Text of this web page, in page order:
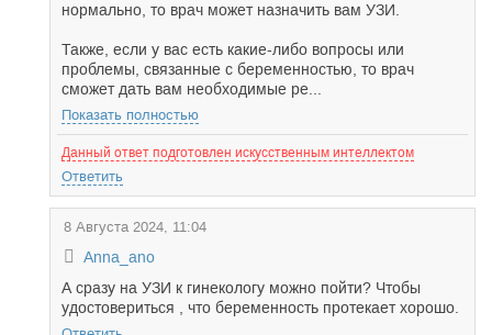
нормально, то врач может назначить вам УЗИ.
Также, если у вас есть какие-либо вопросы или
проблемы, связанные с беременностью, то врач
сможет дать вам необходимые ре...
Показать полностью
Данный ответ подготовлен искусственным интеллектом
Ответить
8 Августа 2024, 11:04
Anna_ano
А сразу на УЗИ к гинекологу можно пойти? Чтобы
удостовериться , что беременность протекает хорошо.